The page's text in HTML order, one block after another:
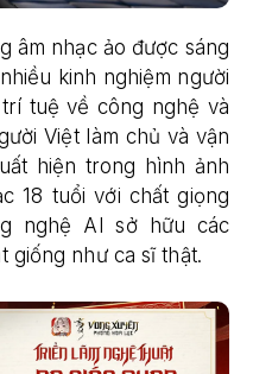
âm nhạc ảo được sáng
kinh nghiệm người
tuệ về công nghệ và
Việt làm chủ và vận
hiện trong hình ảnh
18 tuổi với chất giọng
nghệ AI sở hữu các
giống như ca sĩ thật.